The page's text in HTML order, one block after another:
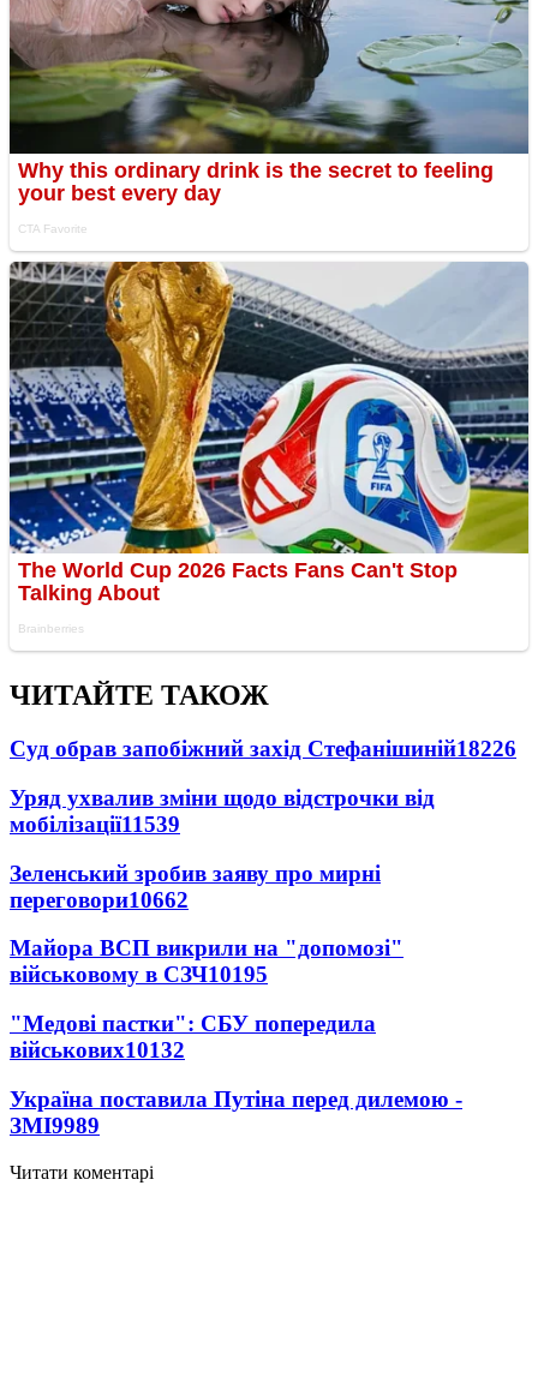
ЧИТАЙТЕ ТАКОЖ
Суд обрав запобіжний захід Стефанішиній18226
Уряд ухвалив зміни щодо відстрочки від
мобілізації11539
Зеленський зробив заяву про мирні
переговори10662
Майора ВСП викрили на "допомозі"
військовому в СЗЧ10195
"Медові пастки": СБУ попередила
військових10132
Україна поставила Путіна перед дилемою -
ЗМІ9989
Читати коментарі